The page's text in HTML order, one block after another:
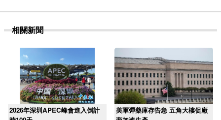
相關新聞
2026年深圳APEC峰會進入倒計
美軍彈藥庫存告急 五角大樓促廠